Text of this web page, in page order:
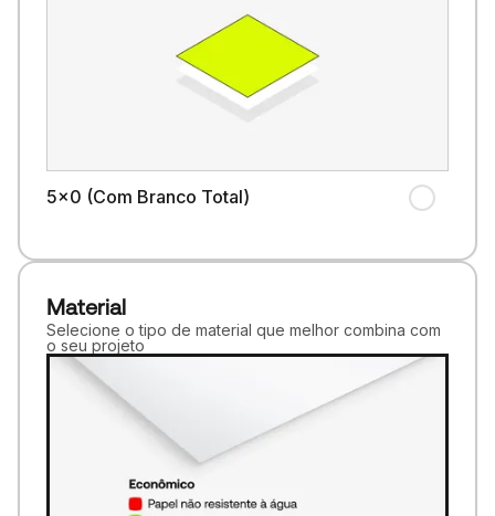
5x0 (Com Branco Total)
Material
Selecione o tipo de material que melhor combina com
o seu projeto